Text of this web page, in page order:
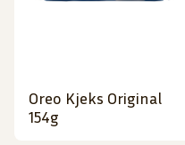
Oreo Kjeks Original
154g